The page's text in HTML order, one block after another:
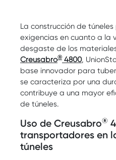
La construcción de
exigencias en cuanto a la
desgaste de los
Creusabro® 4800,
base innovador para
se caracteriza por una
contribuye a una mayor
de túneles.
Uso de Creusabro®
transportadores en
túneles